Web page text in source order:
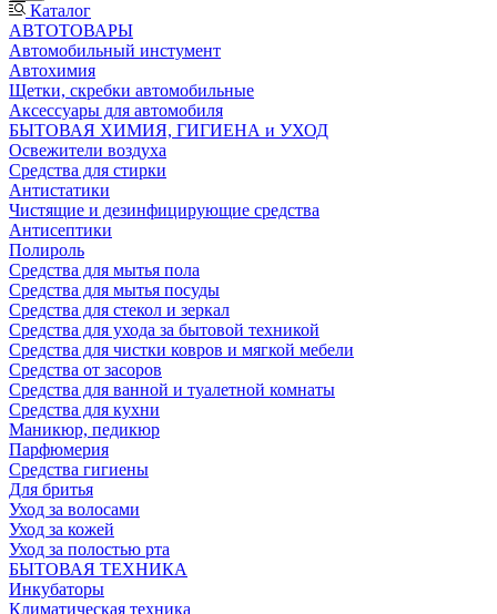
Каталог
АВТОТОВАРЫ
Автомобильный инстумент
Автохимия
Щетки, скребки автомобильные
Аксессуары для автомобиля
БЫТОВАЯ ХИМИЯ, ГИГИЕНА и УХОД
Освежители воздуха
Средства для стирки
Антистатики
Чистящие и дезинфицирующие средства
Антисептики
Полироль
Средства для мытья пола
Средства для мытья посуды
Средства для стекол и зеркал
Средства для ухода за бытовой техникой
Средства для чистки ковров и мягкой мебели
Средства от засоров
Средства для ванной и туалетной комнаты
Средства для кухни
Маникюр, педикюр
Парфюмерия
Средства гигиены
Для бритья
Уход за волосами
Уход за кожей
Уход за полостью рта
БЫТОВАЯ ТЕХНИКА
Инкубаторы
Климатическая техника